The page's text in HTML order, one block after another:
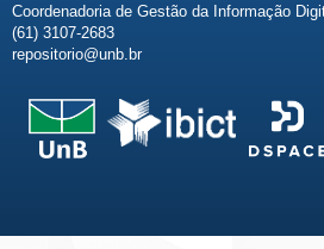
Coordenadoria de Gestão da Informação
(61) 3107-2683
repositorio@unb.br